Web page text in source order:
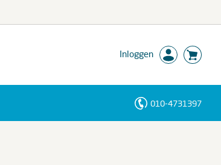
Inloggen
010-4731397